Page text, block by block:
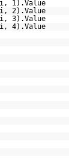
1).Value
2).Value
3).Value
4).Value